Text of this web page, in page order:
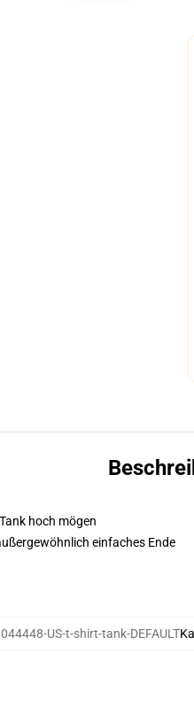
hoch mögen
einfaches Ende
US-t-shirt-tank-DEFAULT